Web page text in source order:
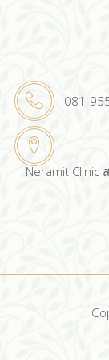
081-
Neramit Clinic